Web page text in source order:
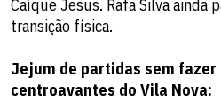
Caíque Jesus. Rafa Silva ainda
transição física.
Jejum de partidas sem fazer
centroavantes do Vila Nova: